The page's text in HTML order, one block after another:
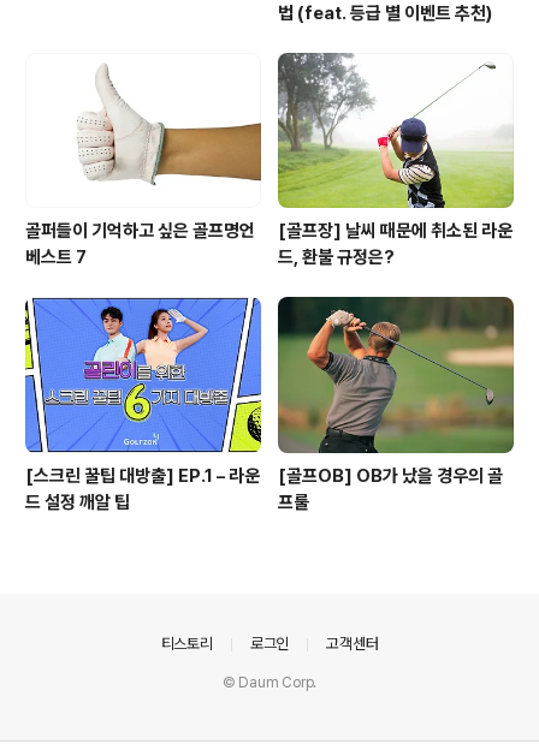
법 (feat. 등급 별 이벤트 추천)
골퍼들이 기억하고 싶은 골프명언
베스트 7
[골프장] 날씨 때문에 취소된 라운
드, 환불 규정은?
[스크린 꿀팁 대방출] EP.1 – 라운
드 설정 깨알 팁
[골프OB] OB가 났을 경우의 골
프룰
티스토리 로그인 고객센터
© Daum Corp.